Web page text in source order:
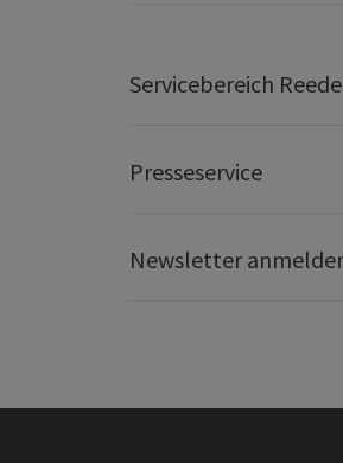
Servicebereich
Presseservice
Newsletter